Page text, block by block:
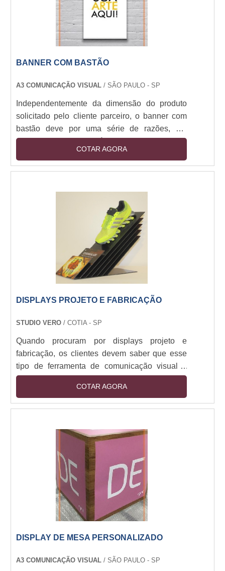
BANNER COM BASTÃO
A3 COMUNICAÇÃO VISUAL / SÃO PAULO - SP
Independentemente da dimensão do produto
solicitado pelo cliente parceiro, o banner com
bastão deve por uma série de razões, ser
resistente e de fácil aplicação. Para
confraternizações, eventos corporativos, festas
de aniversário e demais espaços desse tipo, o
para que os ambientes sejam identificados e
mais do que isso, possuem informações
relevantes sobre os serviços, produtos, entre
COTAR AGORA
DISPLAYS PROJETO E FABRICAÇÃO
STUDIO VERO / COTIA - SP
Quando procuram por displays projeto e
fabricação, os clientes devem saber que esse
tipo de ferramenta de comunicação visual é
muito importante para que as vendas no seu
estabelecimento melhorem.VANTAGENS NA
UTILIZAÇÃO DE DISPLAYS Organização do
cliente conseguirá achar os produtos com maior
produtos no ponto de venda será melhor.
Abundância de produto f....
COTAR AGORA
DISPLAY DE MESA PERSONALIZADO
A3 COMUNICAÇÃO VISUAL / SÃO PAULO - SP